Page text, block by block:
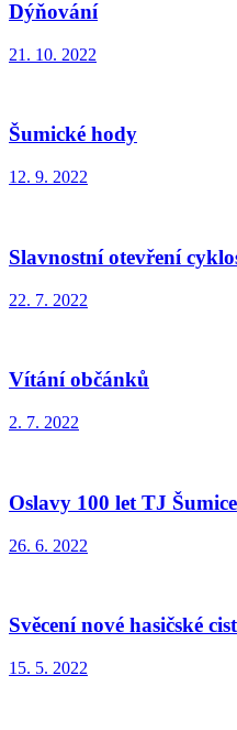
Dýňování
21. 10. 2022
Šumické hody
12. 9. 2022
Slavnostní otevření
22. 7. 2022
Vítání občánků
2. 7. 2022
Oslavy 100 let TJ Šumice
26. 6. 2022
Svěcení nové hasičské
15. 5. 2022